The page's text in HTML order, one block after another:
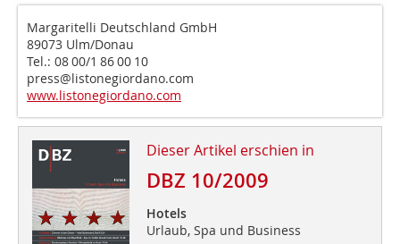
Margaritelli Deutschland GmbH
89073 Ulm/Donau
Tel.: 08 00/1 86 00 10
press@listonegiordano.com
www.listonegiordano.com
Dieser Artikel erschien in
DBZ 10/2009
Hotels
Urlaub, Spa und Business